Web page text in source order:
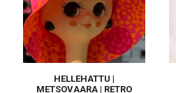
HELLEHATTU |
METSOVAARA | RETRO